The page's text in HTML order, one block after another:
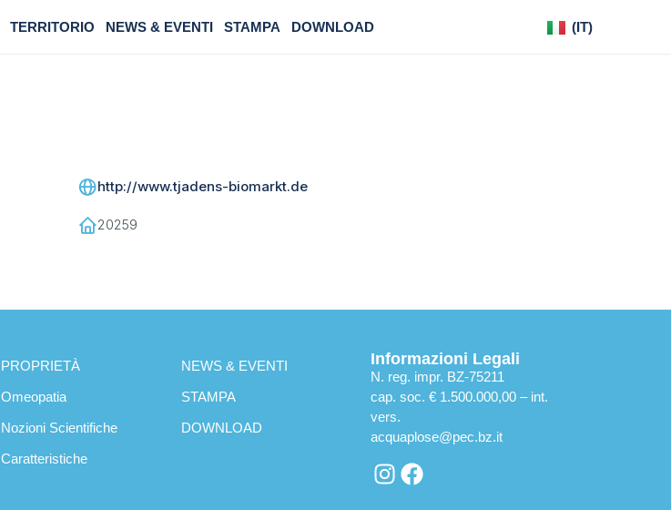
TERRITORIO NEWS & EVENTI STAMPA DOWNLOAD (IT)
(DE)
http://www.tjadens-biomarkt.de
20259
PROPRIETÀ
Omeopatia
Nozioni Scientifiche
Caratteristiche
NEWS & EVENTI
STAMPA
DOWNLOAD
Informazioni Legali
N. reg. impr. BZ-75211
cap. soc. € 1.500.000,00 – int.
vers.
acquaplose@pec.bz.it